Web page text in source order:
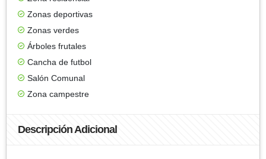
Zonas deportivas
Zonas verdes
Árboles frutales
Cancha de futbol
Salón Comunal
Zona campestre
Descripción Adicional